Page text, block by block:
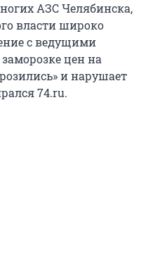
АЗС Челябинска,
власти широко
с ведущими
цен на
и нарушает
74.ru.